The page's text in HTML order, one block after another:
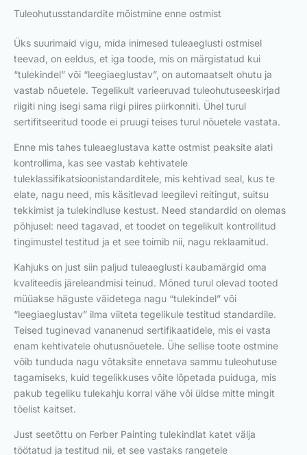
Tuleohutusstandardite mõistmine enne ostmist
Üks suurimaid vigu, mida inimesed tuleaeglusti ostmisel
teevad, on eeldus, et iga toode, mis on märgistatud kui
“tulekindel” või “leegiaeglustav”, on automaatselt ohutu ja
vastab nõuetele. Tegelikult varieeruvad tuleohutuseeskirjad
riigiti ning isegi sama riigi piires piirkonniti. Ühel turul
sertifitseeritud toode ei pruugi teises turul nõuetele vastata.
Enne mis tahes tuleaeglustava katte ostmist peaksite alati
kontrollima, kas see vastab kehtivatele
tuleklassifikatsioonistandarditele, mis kehtivad seal, kus te
elate, nagu need, mis käsitlevad leegilevi reitingut, suitsu
tekkimist ja tulekindluse kestust. Need standardid on olemas
põhjusel: need tagavad, et toodet on tegelikult kontrollitud
tingimustel testitud ja et see toimib nii, nagu reklaamitud.
Kahjuks on just siin paljud tuleaeglusti kaubamärgid oma
kvaliteedis järeleandmisi teinud. Mõned turul olevad tooted
müüakse häguste väidetega nagu “tulekindel” või
“leegiaeglustav” ilma viiteta tegelikule testitud standardile.
Teised tuginevad vananenud sertifikaatidele, mis ei vasta
enam kehtivatele ohutusnõuetele. Ühe sellise toote ostmine
võib tunduda nagu võtaksite ennetava sammu tuleohutuse
tagamiseks, kuid tegelikkuses võite lõpetada puiduga, mis
pakub tegeliku tulekahju korral vähe või üldse mitte mingit
tõelist kaitset.
Just seetõttu on Ferber Painting tulekindlat katet välja
töötatud ja testitud nii, et see vastaks rangetele